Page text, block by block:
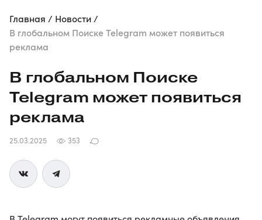
Главная
Новости
В глобальном Поиске Telegram может появиться
реклама
В глобальном Поиске
Telegram может появиться
реклама
25.03.2025 353